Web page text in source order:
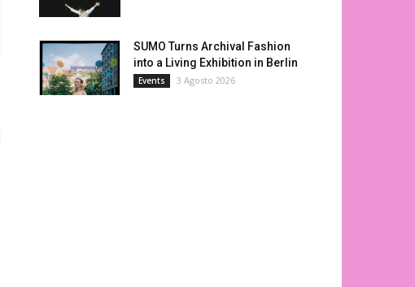
SUMO Turns Archival Fashion
into a Living Exhibition in Berlin
Events 3 Agosto 2026